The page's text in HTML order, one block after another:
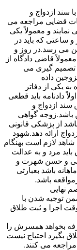
سند ازدواج و
قضایی مراجعه می
نمایند و معمولاً یکی
ساعتی که باید در
می رسد.در روز و
قاضی دادگاه از
تصمیم گیری می
داده
یکی از دفاتر
دادنامه باید قطعی
سند ازدواج و
باشد.زوجه گواهی
از پزشکی قانونی
ارائه دهد.شهود
شاهد لازم است بهنگام
مرد و به عدالت
و حسن شهرت و
باشد بعبارتی
باشد.
نهایی
ضمن توجیه شدن با
اجرا و ثبت طلاق
بخواهد همسرش را
بگیرد احتیاج نیست
می کنند.